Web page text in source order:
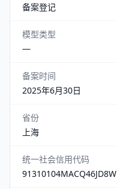
备案登记
模型类型
—
备案时间
2025年6月30日
省份
上海
统一社会信用代码
91310104MACQ46JD8W